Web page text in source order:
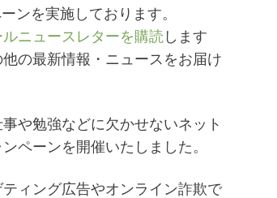
ンを実施しております。
ルニュースレターを購読 します
の最新情報・ニュースをお届け
や勉強などに欠かせないネット
ペーンを開催いたしました。
ィング広告やオンライン詐欺で